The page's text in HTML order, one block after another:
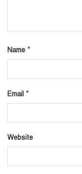
Name *
Email *
Website